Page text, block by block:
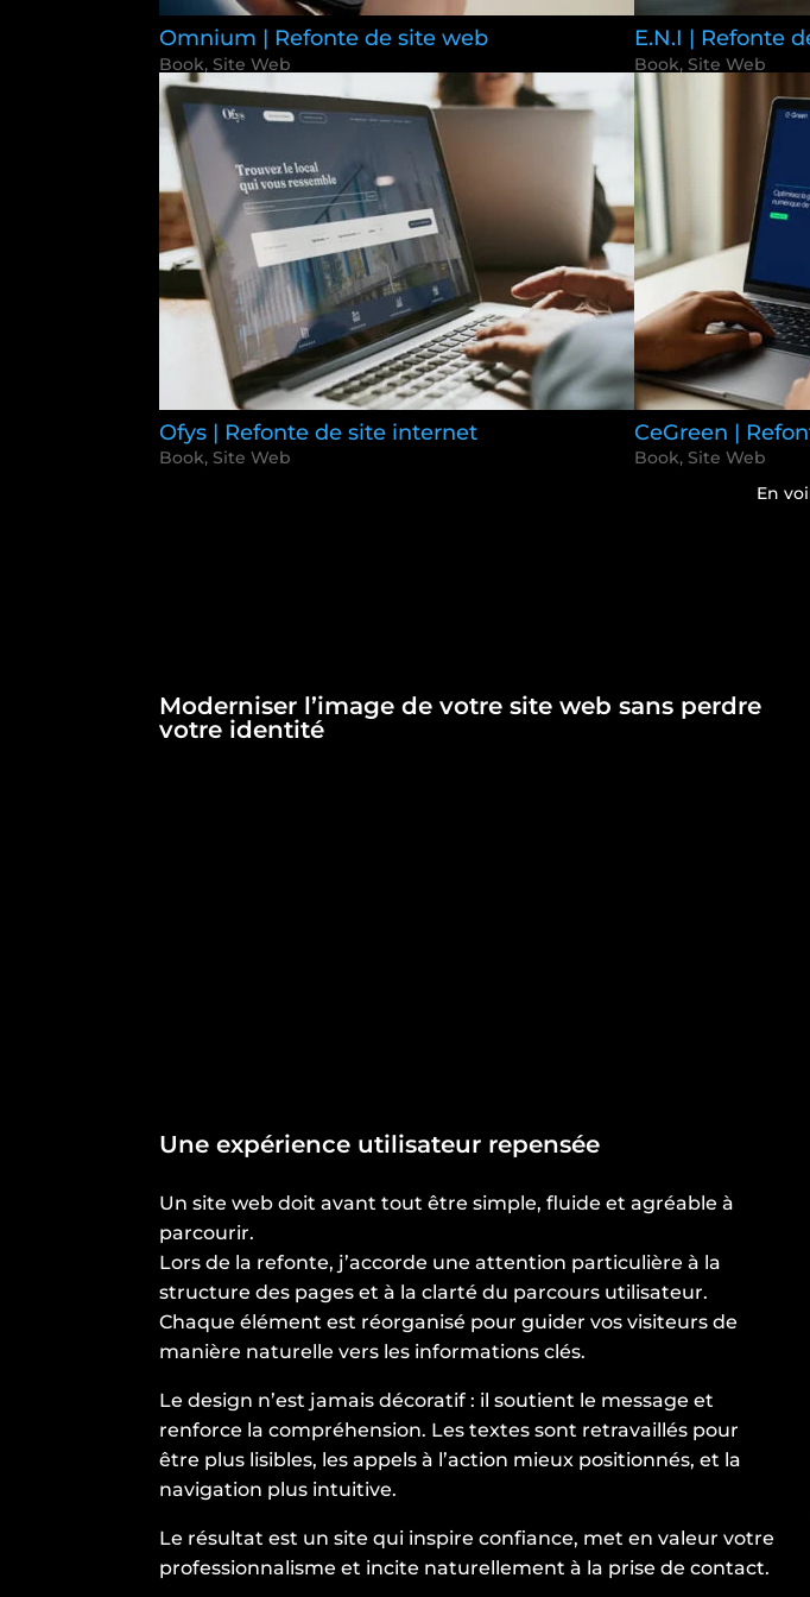
Omnium | Refonte de site web
Book, Site Web
E.N.I | Refonte
Book, Site Web
Ofys | Refonte de site internet
Book, Site Web
CeGreen |
Book, Site Web
En
Moderniser l’image de votre site web sans perdre
votre identité
Une expérience utilisateur repensée
Un site web doit avant tout être simple, fluide et agréable à
parcourir.
Lors de la refonte, j’accorde une attention particulière à la
structure des pages et à la clarté du parcours utilisateur.
Chaque élément est réorganisé pour guider vos visiteurs de
manière naturelle vers les informations clés.
Le design n’est jamais décoratif : il soutient le message et
renforce la compréhension. Les textes sont retravaillés pour
être plus lisibles, les appels à l’action mieux positionnés, et la
navigation plus intuitive.
Le résultat est un site qui inspire confiance, met en valeur votre
professionnalisme et incite naturellement à la prise de contact.